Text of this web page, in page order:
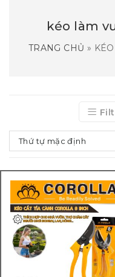
kéo làm
TRANG CHỦ »
Thứ tự mặc định